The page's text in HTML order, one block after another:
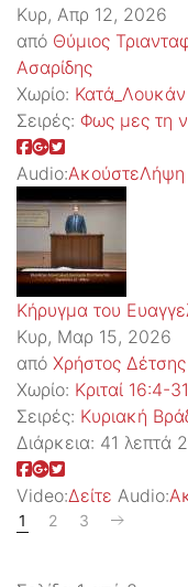
Κυρ, Απρ 12, 2026
από Θύμιος
Ασαρίδης
Χωρίο:
Σειρές: Φως μες τη
Audio:ΑκούστεΛήψη
Κήρυγμα του
Κυρ, Μαρ 15, 2026
από Χρήστος Δέτσης
Χωρίο: Κριταί 16:4-31
Σειρές: Kυριακή
Διάρκεια: 41 λεπτά
Video:Δείτε Audio:
1 2 3